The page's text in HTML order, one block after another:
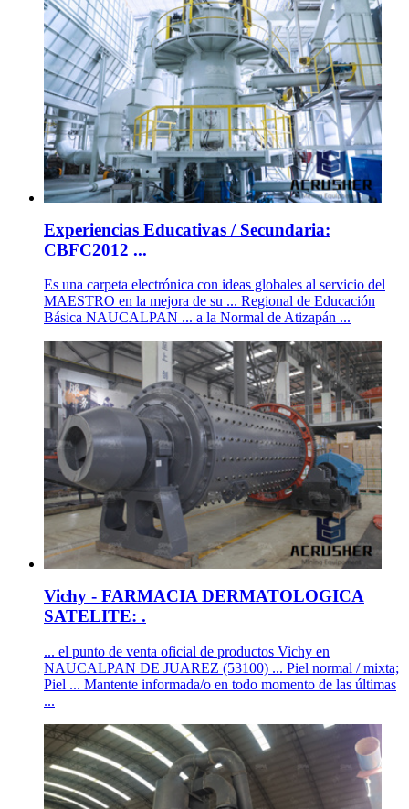
Experiencias Educativas / Secundaria:
CBFC2012 ...
Es una carpeta electrónica con ideas globales al servicio del
MAESTRO en la mejora de su ... Regional de Educación
Básica NAUCALPAN ... a la Normal de Atizapán ...
Vichy - FARMACIA DERMATOLOGICA
SATELITE: .
... el punto de venta oficial de productos Vichy en
NAUCALPAN DE JUAREZ (53100) ... Piel normal / mixta;
Piel ... Mantente informada/o en todo momento de las últimas
...